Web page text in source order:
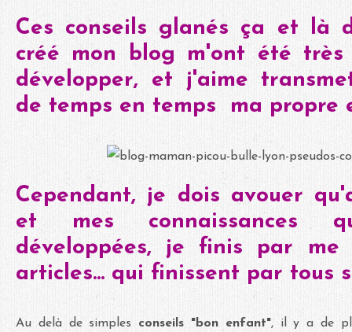
Ces conseils glanés ça et là
créé mon blog m'ont été
développer, et j'aime
de temps en temps ma propre
Cependant, je dois avouer
et mes connaissances
développées, je finis par me
articles... qui finissent par tous
Au delà de simples conseils "bon enfant", il y a de